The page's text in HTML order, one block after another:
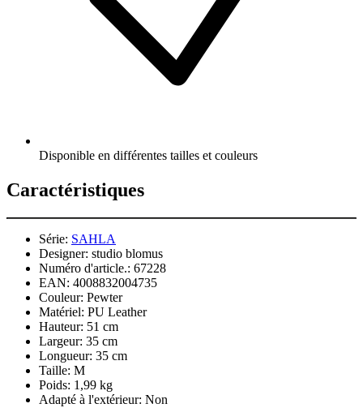
Disponible en différentes tailles et couleurs
Caractéristiques
Série: SAHLA
Designer: studio blomus
Numéro d'article.: 67228
EAN: 4008832004735
Couleur: Pewter
Matériel: PU Leather
Hauteur: 51 cm
Largeur: 35 cm
Longueur: 35 cm
Taille: M
Poids: 1,99 kg
Adapté à l'extérieur: Non